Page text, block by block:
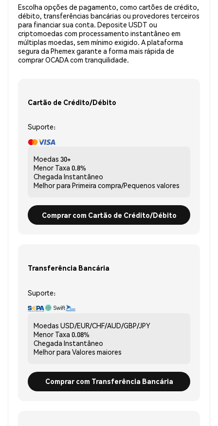
Escolha opções de pagamento, como cartões de crédito,
débito, transferências bancárias ou provedores terceiros
para financiar sua conta. Deposite USDT ou
criptomoedas com processamento instantâneo em
múltiplas moedas, sem mínimo exigido. A plataforma
segura da Phemex garante a forma mais rápida de
comprar OCADA com tranquilidade.
Cartão de Crédito/Débito
Suporte:
Moedas 30+
Menor Taxa 0.8%
Chegada Instantâneo
Melhor para Primeira compra/Pequenos valores
Comprar com Cartão de Crédito/Débito
Transferência Bancária
Suporte:
Moedas USD/EUR/CHF/AUD/GBP/JPY
Menor Taxa 0.08%
Chegada Instantâneo
Melhor para Valores maiores
Comprar com Transferência Bancária